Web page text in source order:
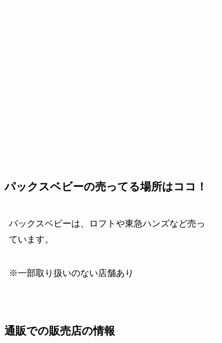
パックスベビーの売ってる場所はココ！
パックスベビーは、ロフトや東急ハンズなど売っ
ています。
※一部取り扱いのない店舗あり
通販での販売店の情報